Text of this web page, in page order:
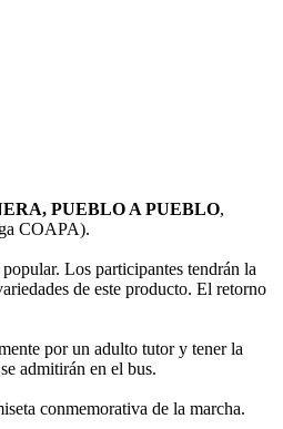
PUEBLO A PUEBLO,
COAPA).
Los participantes tendrán la
de este producto. El retorno
por un adulto tutor y tener la
admitirán en el bus.
conmemorativa de la marcha.